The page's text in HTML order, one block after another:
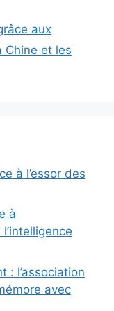
aux
Chine et les
à l’essor des
à
: l’association
avec